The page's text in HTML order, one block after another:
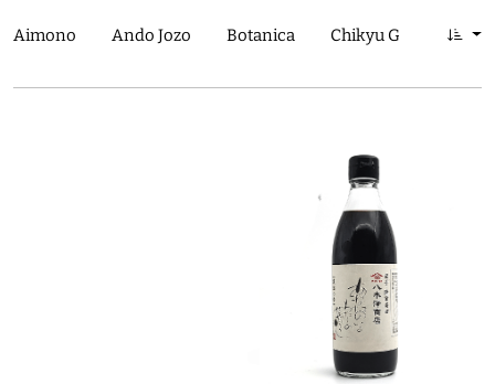
Aimono Ando Jozo Botanica Chikyu Greetings